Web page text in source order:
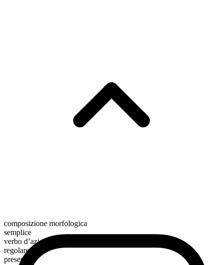
composizione morfologica
semplice
verbo d’azione
regolare
presente